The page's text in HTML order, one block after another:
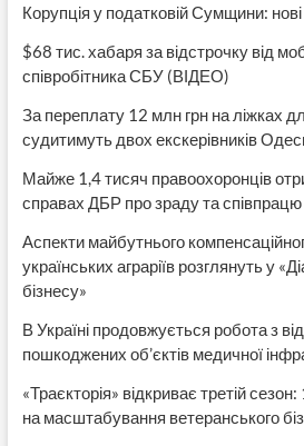
Корупція у податковій Сумщини: нові
$68 тис. хабаря за відстрочку від
співробітника СБУ (ВІДЕО)
За переплату 12 млн грн на ліжках
судитимуть двох екскерівників
Майже 1,4 тисяч правоохоронців
справах ДБР про зраду та співпрацю
Аспекти майбутнього
українських аграріїв розглянуть у
бізнесу»
В Україні продовжується робота з
пошкоджених об’єктів медичної
«Траєкторія» відкриває третій
на масштабування ветеранського